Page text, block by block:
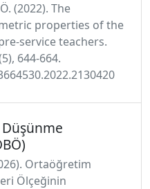
(2022). The
properties of the
service teachers.
644-664.
Düşünme
Ortaöğretim
Ölçeğinin